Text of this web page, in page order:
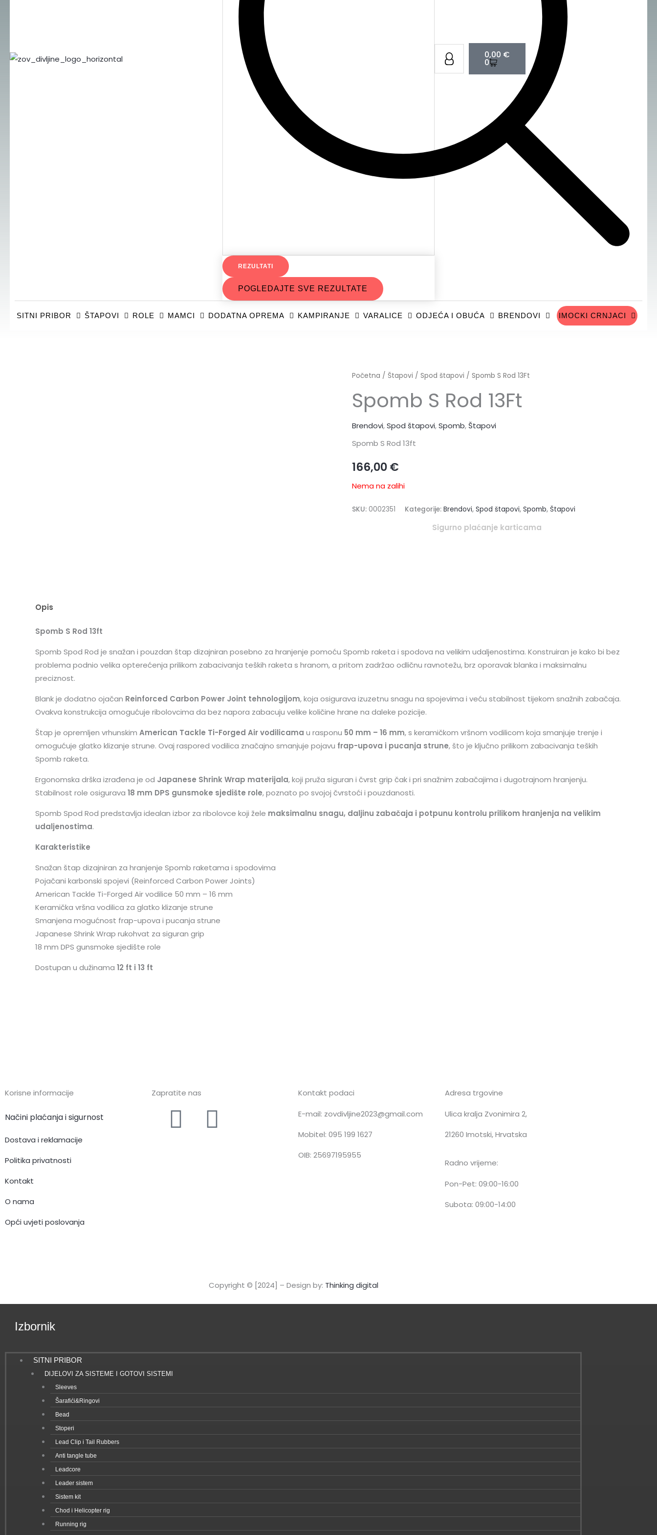
REZULTATI
POGLEDAJTE SVE REZULTATE
0,00 €
0
Cart
SITNI PRIBOR ŠTAPOVI ROLE MAMCI DODATNA OPREMA KAMPIRANJE VARALICE ODJEĆA I OBUĆA BRENDOVI IMOCKI CRNJACI
Početna / Štapovi / Spod štapovi / Spomb S Rod 13Ft
Spomb S Rod 13Ft
Brendovi,Spod štapovi,Spomb, Štapovi
Spomb S Rod 13ft
166,00€
Nema na zalihi
SKU: 0002351 Kategorije: Brendovi, Spod štapovi, Spomb, Štapovi
Sigurno plaćanje karticama
Opis
Spomb S Rod 13ft
Spomb Spod Rod je snažan i pouzdan štap dizajniran posebno za hranjenje pomoću Spomb raketa i spodova na velikim udaljenostima. Konstruiran je kako bi bez
problema podnio velika opterećenja prilikom zabacivanja teških raketa s hranom, a pritom zadržao odličnu ravnotežu, brz oporavak blanka i maksimalnu
preciznost.
Blank je dodatno ojačan Reinforced Carbon Power Joint tehnologijom, koja osigurava izuzetnu snagu na spojevima i veću stabilnost tijekom snažnih zabačaja.
Ovakva konstrukcija omogućuje ribolovcima da bez napora zabacuju velike količine hrane na daleke pozicije.
Štap je opremljen vrhunskim American Tackle Ti-Forged Air vodilicama u rasponu 50 mm – 16 mm, s keramičkom vršnom vodilicom koja smanjuje trenje i
omogućuje glatko klizanje strune. Ovaj raspored vodilica značajno smanjuje pojavu frap-upova i pucanja strune, što je ključno prilikom zabacivanja teških
Spomb raketa.
Ergonomska drška izrađena je od Japanese Shrink Wrap materijala, koji pruža siguran i čvrst grip čak i pri snažnim zabačajima i dugotrajnom hranjenju.
Stabilnost role osigurava 18 mm DPS gunsmoke sjedište role, poznato po svojoj čvrstoći i pouzdanosti.
Spomb Spod Rod predstavlja idealan izbor za ribolovce koji žele maksimalnu snagu, daljinu zabačaja i potpunu kontrolu prilikom hranjenja na velikim
udaljenostima.
Karakteristike
Snažan štap dizajniran za hranjenje Spomb raketama i spodovima
Pojačani karbonski spojevi (Reinforced Carbon Power Joints)
American Tackle Ti-Forged Air vodilice 50 mm – 16 mm
Keramička vršna vodilica za glatko klizanje strune
Smanjena mogućnost frap-upova i pucanja strune
Japanese Shrink Wrap rukohvat za siguran grip
18 mm DPS gunsmoke sjedište role
Dostupan u dužinama 12 ft i 13 ft
Korisne informacije
Načini plaćanja i sigurnost
Dostava i reklamacije
Politika privatnosti
Kontakt
O nama
Opći uvjeti poslovanja
Zapratite nas
F I
a
m
Kontakt podaci
E-mail: zovdivljine2023@gmail.com
Mobitel: 095 199 1627
OIB: 25697195955
Adresa trgovine
Ulica kralja Zvonimira 2,
21260 Imotski, Hrvatska
Radno vrijeme:
Pon-Pet: 09:00-16:00
Subota: 09:00-14:00
Copyright © [2024] – Design by: Thinking digital
Izbornik
SITNI PRIBOR
DIJELOVI ZA SISTEME I GOTOVI SISTEMI
Sleeves
Šarafići&Ringovi
Bead
Stoperi
Lead Clip i Tail Rubbers
Anti tangle tube
Leadcore
Leader sistem
Sistem kit
Chod i Helicopter rig
Running rig